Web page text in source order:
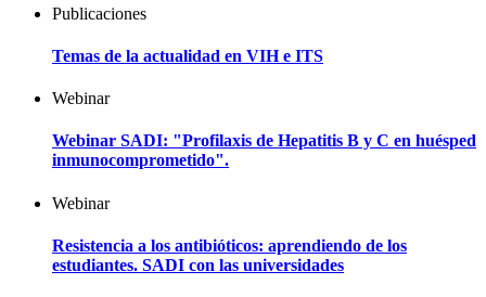
Publicaciones
Temas de la actualidad en VIH e ITS
Webinar
Webinar SADI: "Profilaxis de Hepatitis B y C en huésped
inmunocomprometido".
Webinar
Resistencia a los antibióticos: aprendiendo de los
estudiantes. SADI con las universidades